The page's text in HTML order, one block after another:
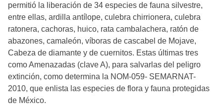
permitió la liberación de 34 especies de fauna silvestre,
entre ellas, ardilla antílope, culebra chirrionera, culebra
ratonera, cachoras, huico, rata cambalachera, ratón de
abazones, camaleón, víboras de cascabel de Mojave,
Cabeza de diamante y de cuernitos. Estas últimas tres
como Amenazadas (clave A), para salvarlas del peligro
extinción, como determina la NOM-059- SEMARNAT-
2010, que enlista las especies de flora y fauna protegidas
de México.